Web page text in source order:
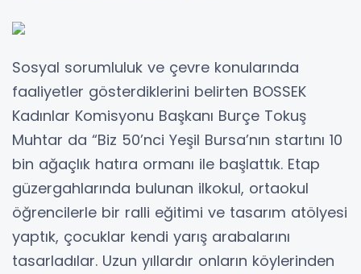
Sosyal sorumluluk ve çevre konularında
faaliyetler gösterdiklerini belirten BOSSEK
Kadınlar Komisyonu Başkanı Burçe Tokuş
Muhtar da “Biz 50’nci Yeşil Bursa’nın startını 10
bin ağaçlık hatıra ormanı ile başlattık. Etap
güzergahlarında bulunan ilkokul, ortaokul
öğrencilerle bir ralli eğitimi ve tasarım atölyesi
yaptık, çocuklar kendi yarış arabalarını
tasarladılar. Uzun yıllardır onların köylerinden